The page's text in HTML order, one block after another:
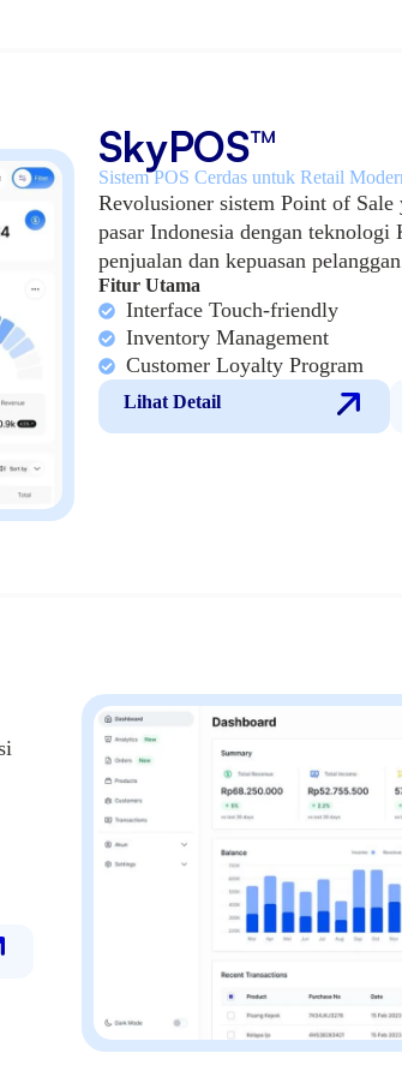
SkyPOS™
Sistem POS Cerdas untuk Retail
Revolusioner sistem Point of
pasar Indonesia dengan
penjualan dan kepuasan
Fitur Utama
Interface Touch-friendly
Inventory Management
Customer Loyalty Program
Lihat Detail